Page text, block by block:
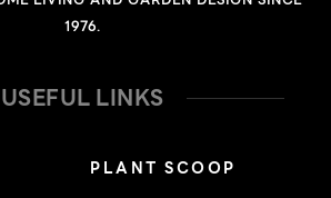
1976.
USEFUL LINKS
PLANT SCOOP